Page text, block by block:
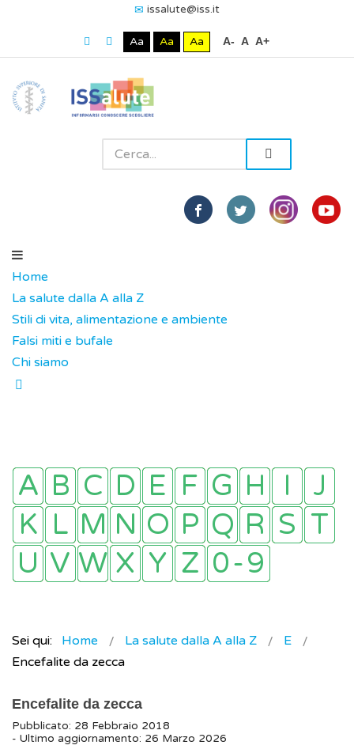
issalute@iss.it
Aa Aa Aa A- A A+
Home
La salute dalla A alla Z
Stili di vita, alimentazione e ambiente
Falsi miti e bufale
Chi siamo
Sei qui: Home La salute dalla A alla Z
E
Encefalite da zecca
Encefalite da zecca
Pubblicato: 28 Febbraio 2018
- Ultimo aggiornamento: 26 Marzo 2026